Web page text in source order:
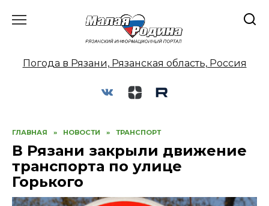
Погода в Рязани, Рязанская область, Россия
ГЛАВНАЯ » НОВОСТИ » ТРАНСПОРТ
В Рязани закрыли движение
транспорта по улице
Горького